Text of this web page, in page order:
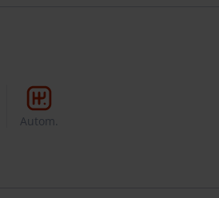
Autom.